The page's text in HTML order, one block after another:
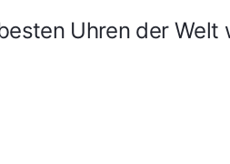
Uhren der Welt